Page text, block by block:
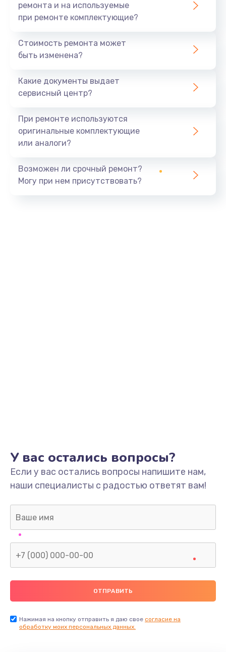
ремонта и на используемые
при ремонте комплектующие?
Стоимость ремонта может
быть изменена?
Какие документы выдает
сервисный центр?
При ремонте используются
оригинальные комплектующие
или аналоги?
Возможен ли срочный ремонт?
Могу при нем присутствовать?
У вас остались вопросы?
Если у вас остались вопросы напишите нам,
наши специалисты с радостью ответят вам!
Нажимая на кнопку отправить я даю свое согласие на
обработку моих персональных данных.